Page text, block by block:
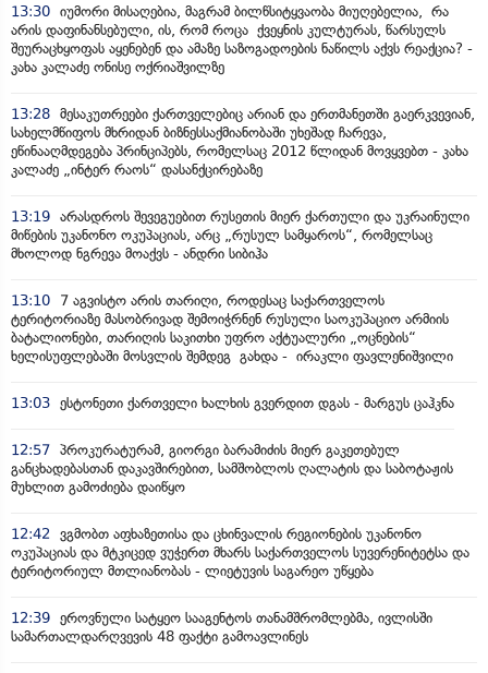
13:30 იუმორი მისაღებია, მაგრამ ბილწსიტყვაობა მიუღებელია, რა
არის დაფინანსებული, ის, რომ როცა ქვეყნის კულტურას, წარსულს
შეურაცხყოფას აყენებენ და ამაზე საზოგადოების ნაწილს აქვს რეაქცია? -
კახა კალაძე ონისე ოქრიაშვილზე
13:28 მესაკუთრეები ქართველებიც არიან და ერთმანეთში გაერკვევიან,
სახელმწიფოს მხრიდან ბიზნესსაქმიანობაში უხეშად ჩარევა,
ეწინააღმდეგება პრინციპებს, რომელსაც 2012 წლიდან მოვყვებთ - კახა
კალაძე „ინტერ რაოს“ დასანქცირებაზე
13:19 არასდროს შევეგუებით რუსეთის მიერ ქართული და უკრაინული
მიწების უკანონო ოკუპაციას, არც „რუსულ სამყაროს“, რომელსაც
მხოლოდ ნგრევა მოაქვს - ანდრი სიბიჰა
13:10
7 აგვისტო არის თარიღი, როდესაც საქართველოს
ტერიტორიაზე მასობრივად შემოიჭრნენ რუსული საოკუპაციო არმიის
ბატალიონები, თარიღის საკითხი უფრო აქტუალური „ოცნების“
ხელისუფლებაში მოსვლის შემდეგ გახდა - ირაკლი ფავლენიშვილი
13:03 ესტონეთი ქართველი ხალხის გვერდით დგას - მარგუს ცაჰკნა
12:57 პროკურატურამ, გიორგი ბარამიძის მიერ გაკეთებულ
განცხადებასთან დაკავშირებით, სამშობლოს ღალატის და საბოტაჟის
მუხლით გამოძიება დაიწყო
12:42
ვგმობთ აფხაზეთისა და ცხინვალის რეგიონების უკანონო
ოკუპაციას და მტკიცედ ვუჭერთ მხარს საქართველოს სუვერენიტეტსა და
ტერიტორიულ მთლიანობას - ლიეტუვის საგარეო უწყება
12:39 ეროვნული სატყეო სააგენტოს თანამშრომლებმა, ივლისში
სამართალდარღვევის 48 ფაქტი გამოავლინეს